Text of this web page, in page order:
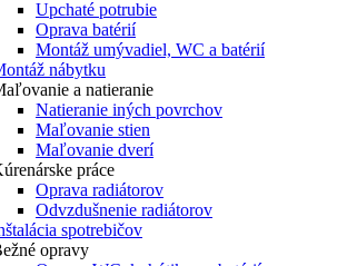
Upchaté potrubie
Oprava batérií
Montáž umývadiel, WC a batérií
nábytku
a natieranie
Natieranie iných povrchov
Maľovanie stien
Maľovanie dverí
práce
Oprava radiátorov
Odvzdušnenie radiátorov
spotrebičov
opravy